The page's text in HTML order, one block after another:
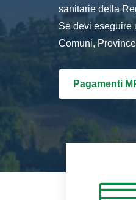
sanitarie della
Se devi eseguire
Comuni,
Pagamenti